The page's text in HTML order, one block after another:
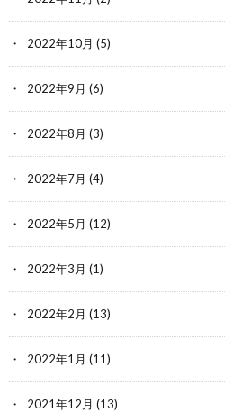
2022年10月 (5)
2022年9月 (6)
2022年8月 (3)
2022年7月 (4)
2022年5月 (12)
2022年3月 (1)
2022年2月 (13)
2022年1月 (11)
2021年12月 (13)